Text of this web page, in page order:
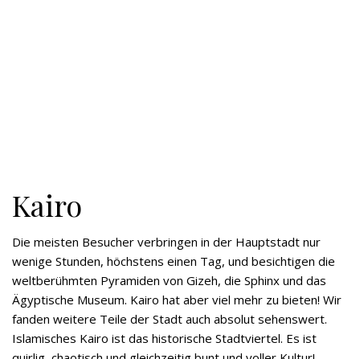
Kairo
Die meisten Besucher verbringen in der Hauptstadt nur
wenige Stunden, höchstens einen Tag, und besichtigen die
weltberühmten Pyramiden von Gizeh, die Sphinx und das
Ägyptische Museum. Kairo hat aber viel mehr zu bieten! Wir
fanden weitere Teile der Stadt auch absolut sehenswert.
Islamisches Kairo ist das historische Stadtviertel. Es ist